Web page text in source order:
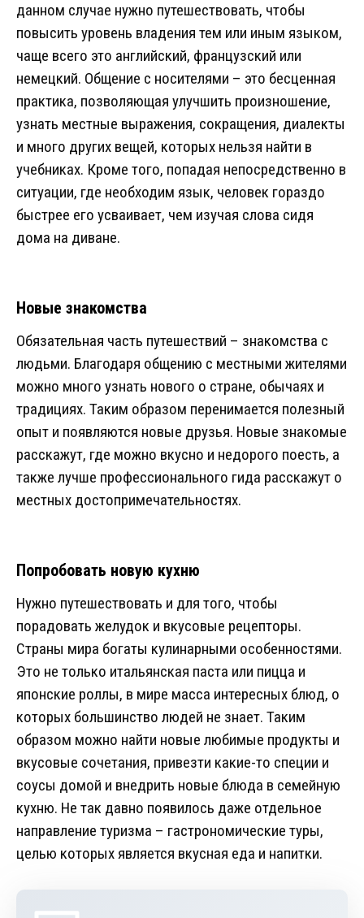
данном случае нужно путешествовать, чтобы
повысить уровень владения тем или иным языком,
чаще всего это английский, французский или
немецкий. Общение с носителями – это бесценная
практика, позволяющая улучшить произношение,
узнать местные выражения, сокращения, диалекты
и много других вещей, которых нельзя найти в
учебниках. Кроме того, попадая непосредственно в
ситуации, где необходим язык, человек гораздо
быстрее его усваивает, чем изучая слова сидя
дома на диване.
Новые знакомства
Обязательная часть путешествий – знакомства с
людьми. Благодаря общению с местными жителями
можно много узнать нового о стране, обычаях и
традициях. Таким образом перенимается полезный
опыт и появляются новые друзья. Новые знакомые
расскажут, где можно вкусно и недорого поесть, а
также лучше профессионального гида расскажут о
местных достопримечательностях.
Попробовать новую кухню
Нужно путешествовать и для того, чтобы
порадовать желудок и вкусовые рецепторы.
Страны мира богаты кулинарными особенностями.
Это не только итальянская паста или пицца и
японские роллы, в мире масса интересных блюд, о
которых большинство людей не знает. Таким
образом можно найти новые любимые продукты и
вкусовые сочетания, привезти какие-то специи и
соусы домой и внедрить новые блюда в семейную
кухню. Не так давно появилось даже отдельное
направление туризма – гастрономические туры,
целью которых является вкусная еда и напитки.